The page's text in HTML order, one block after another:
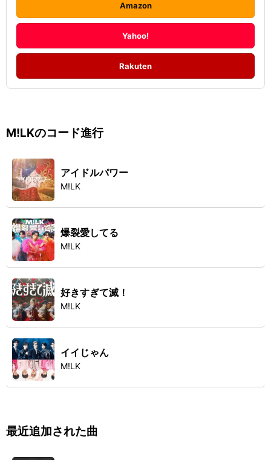
Amazon
Yahoo!
Rakuten
M!LKのコード進行
アイドルパワー
M!LK
爆裂愛してる
M!LK
好きすぎて滅！
M!LK
イイじゃん
M!LK
最近追加された曲